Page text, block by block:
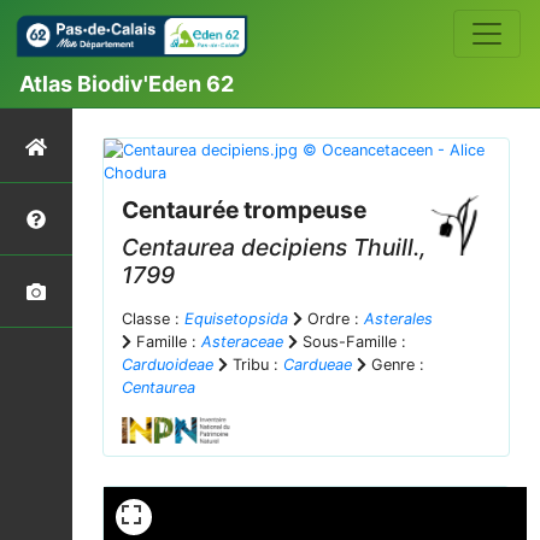
Atlas Biodiv'Eden 62
Centaurée trompeuse
Centaurea decipiens Thuill.,
1799
Classe : Equisetopsida Ordre : Asterales
Famille : Asteraceae
Sous-Famille :
Carduoideae
Tribu : Cardueae
Genre :
Centaurea